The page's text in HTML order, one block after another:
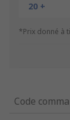
20 +
*Prix donné à
Code